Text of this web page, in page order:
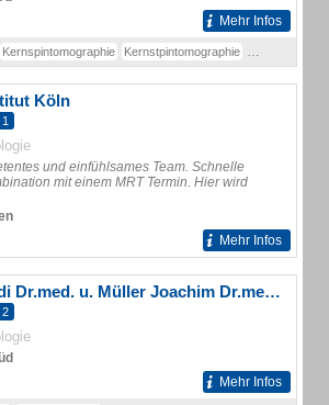
Mehr Infos
Kernspintomographie Kernstpintomographie
Köln
1
und einfühlsames Team. Schnelle
mit einem MRT Termin. Hier wird
Mehr Infos
Hildenbrand Rudi Dr.med. u. Müller Joachim Dr.med. Ärzte für Radiologische Diagnostik
2
Mehr Infos